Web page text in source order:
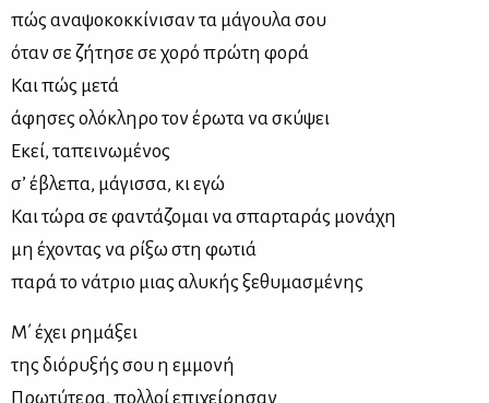
πώς ανα­ψο­κοκ­κί­νι­σαν τα μά­γου­λα σου
όταν σε ζή­τη­σε σε χο­ρό πρώ­τη φο­ρά
Και πώς με­τά
άφη­σες ολό­κλη­ρο τον έρω­τα να σκύ­ψει
Εκεί, τα­πει­νω­μέ­νος
σ’ έβλε­πα, μά­γισ­σα, κι εγώ
Και τώ­ρα σε φα­ντά­ζο­μαι να σπαρ­τα­ράς μο­νά­χη
μη έχο­ντας να ρί­ξω στη φω­τιά
πα­ρά το νά­τριο μιας αλυ­κής ξε­θυ­μα­σμέ­νης
Μ΄ έχει ρη­μά­ξει
της διό­ρυ­ξής σου η εμ­μο­νή
Πρω­τύ­τε­ρα, πολ­λοί επι­χεί­ρη­σαν